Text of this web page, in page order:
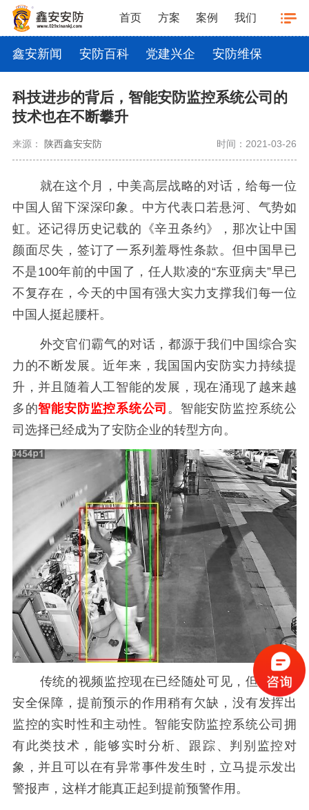
首页 方案 案例 我们
鑫安新闻 安防百科 党建兴企 安防维保
科技进步的背后，智能安防监控系统公司的
技术也在不断攀升
来源： 陕西鑫安安防 时间：2021-03-26
就在这个月，中美高层战略的对话，给每一位
中国人留下深深印象。中方代表口若悬河、气势如
虹。还记得历史记载的《辛丑条约》，那次让中国
颜面尽失，签订了一系列羞辱性条款。但中国早已
不是100年前的中国了，任人欺凌的“东亚病夫”早已
不复存在，今天的中国有强大实力支撑我们每一位
中国人挺起腰杆。
外交官们霸气的对话，都源于我们中国综合实
力的不断发展。近年来，我国国内安防实力持续提
升，并且随着人工智能的发展，现在涌现了越来越
多的智能安防监控系统公司 。智能安防监控系统公
司选择已经成为了安防企业的转型方向。
传统的视频监控现在已经随处可见，但是对于
安全保障，提前预示的作用稍有欠缺，没有发挥出
监控的实时性和主动性。智能安防监控系统公司拥
有此类技术，能够实时分析、跟踪、判别监控对
象，并且可以在有异常事件发生时，立马提示发出
警报声，这样才能真正起到提前预警作用。